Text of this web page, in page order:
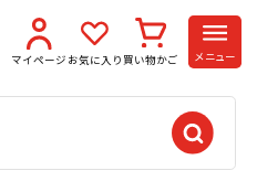
マイページ お気に入り 買い物かご メニュー